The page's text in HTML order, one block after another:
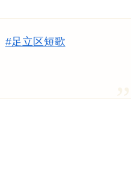
#足立区短歌